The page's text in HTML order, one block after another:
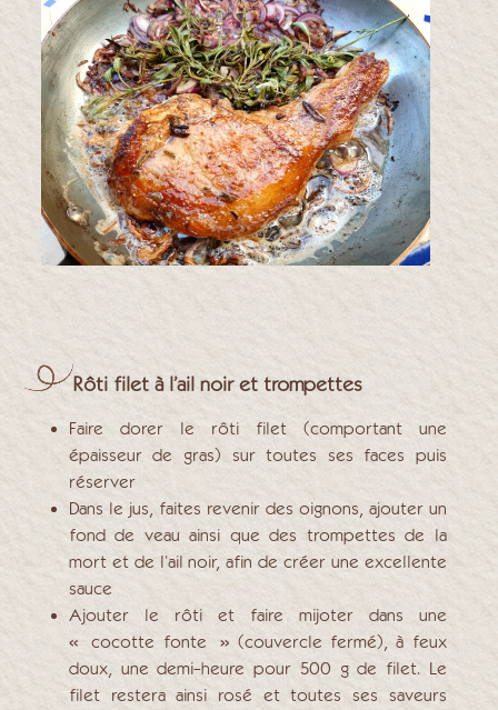
Rôti filet à l’ail noir et trompettes
Faire dorer le rôti filet (comportant une
épaisseur de gras) sur toutes ses faces puis
réserver
Dans le jus, faites revenir des oignons, ajouter un
fond de veau ainsi que des trompettes de la
mort et de l’ail noir, afin de créer une excellente
sauce
Ajouter le rôti et faire mijoter dans une
« cocotte fonte » (couvercle fermé), à feux
doux, une demi-heure pour 500 g de filet. Le
filet restera ainsi rosé et toutes ses saveurs